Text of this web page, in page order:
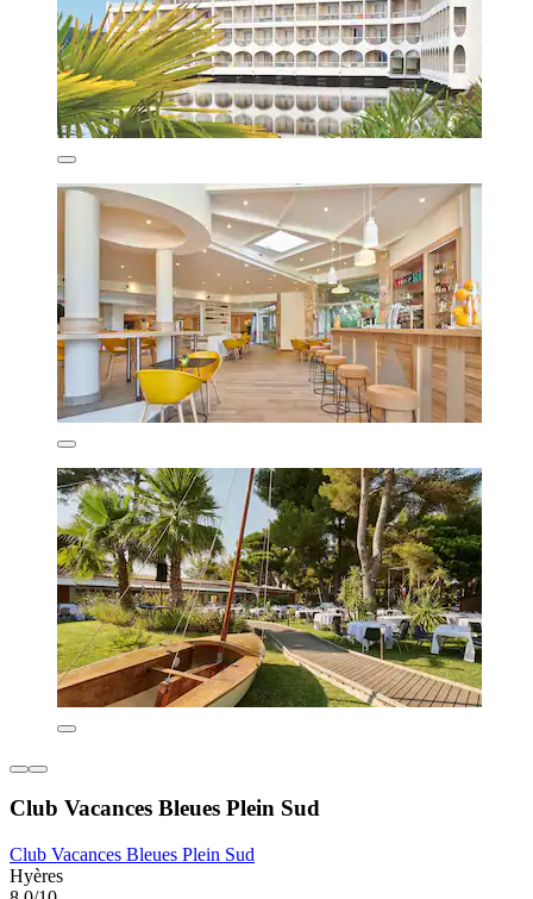
Club Vacances Bleues Plein Sud
Club Vacances Bleues Plein Sud
Hyères